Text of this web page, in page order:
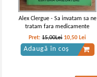
Alex Clergue - Sa invatam sa ne
tratam fara medicamente
Pret:15,00Lei 10,50 Lei
Adaugă în coș